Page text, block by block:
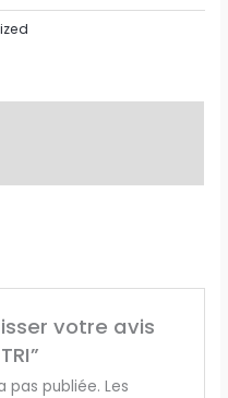
votre avis
pas publiée. Les